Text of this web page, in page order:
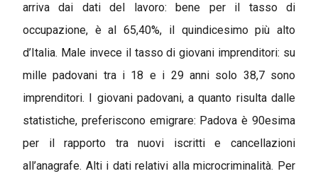
arriva dai dati del lavoro: bene per il tasso di
occupazione, è al 65,40%, il quindicesimo più alto
d’Italia. Male invece il tasso di giovani imprenditori: su
mille padovani tra i 18 e i 29 anni solo 38,7 sono
imprenditori. I giovani padovani, a quanto risulta dalle
statistiche, preferiscono emigrare: Padova è 90esima
per il rapporto tra nuovi iscritti e cancellazioni
all’anagrafe. Alti i dati relativi alla microcriminalità. Per